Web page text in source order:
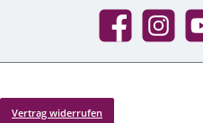
Facebook Instagram
Vertrag widerrufen